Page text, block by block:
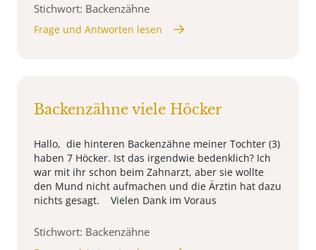
Stichwort: Backenzähne
Frage und Antworten lesen
Backenzähne viele Höcker
Hallo, die hinteren Backenzähne meiner Tochter (3)
haben 7 Höcker. Ist das irgendwie bedenklich? Ich
war mit ihr schon beim Zahnarzt, aber sie wollte
den Mund nicht aufmachen und die Ärztin hat dazu
nichts gesagt. Vielen Dank im Voraus
Stichwort: Backenzähne